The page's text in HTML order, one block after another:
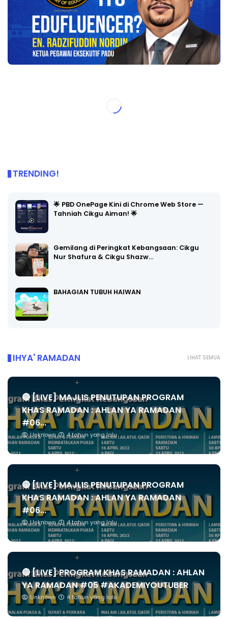
TRENDING!
🌟 PBD OnePage Kini di Chrome Web Store —
Tahniah Cikgu Aiman! 🌟
Gemilang di Peringkat Kebangsaan: Cikgu
Nur Shafura & Cikgu Shazw…
BAHAGIAN TUBUH HAIWAN
LIHAT SEMUA
IHYA' RAMADAN
🔴 [LIVE] MAJLIS PENUTUPAN PROGRAM
KHAS RAMADAN : AHLAN YA RAMADAN
#06...
Unknown 4 tahun yang lalu
🔴 [LIVE] MAJLIS PENUTUPAN PROGRAM
KHAS RAMADAN : AHLAN YA RAMADAN
#06...
Unknown 4 tahun yang lalu
🔴 [LIVE] PROGRAM KHAS RAMADAN : AHLAN
YA RAMADAN #05 #AKADEMIYOUTUBER
Unknown 4 tahun yang lalu